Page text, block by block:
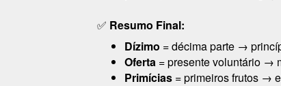
✅ Resumo Final:
Dízimo = décima parte →
Oferta = presente voluntário →
Primícias = primeiros frutos →